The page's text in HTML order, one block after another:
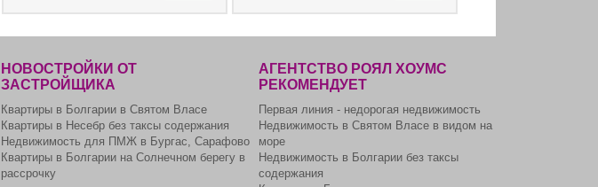
НОВОСТРОЙКИ ОТ
ЗАСТРОЙЩИКА
Квартиры в Болгарии в Святом Власе
Квартиры в Несебр без таксы содержания
Недвижимость для ПМЖ в Бургас, Сарафово
Квартиры в Болгарии на Солнечном берегу в
рассрочку
АГЕНТСТВО РОЯЛ ХОУМС
РЕКОМЕНДУЕТ
Первая линия - недорогая недвижимость
Недвижимость в Святом Власе в видом на
море
Недвижимость в Болгарии без таксы
содержания